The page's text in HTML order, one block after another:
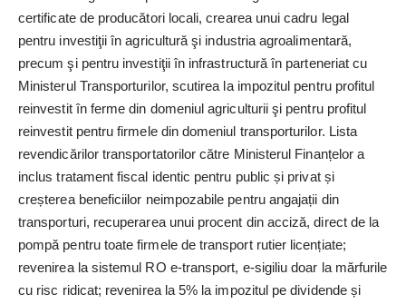
certificate de producători locali, crearea unui cadru legal
pentru investiţii în agricultură şi industria agroalimentară,
precum şi pentru investiţii în infrastructură în parteneriat cu
Ministerul Transporturilor, scutirea la impozitul pentru profitul
reinvestit în ferme din domeniul agriculturii şi pentru profitul
reinvestit pentru firmele din domeniul transporturilor. Lista
revendicărilor transportatorilor către Ministerul Finanțelor a
inclus tratament fiscal identic pentru public și privat și
creșterea beneficiilor neimpozabile pentru angajații din
transporturi, recuperarea unui procent din acciză, direct de la
pompă pentru toate firmele de transport rutier licențiate;
revenirea la sistemul RO e-transport, e-sigiliu doar la mărfurile
cu risc ridicat; revenirea la 5% la impozitul pe dividende și